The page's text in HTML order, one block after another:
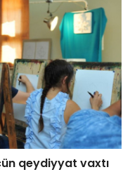
qeydiyyat vaxtı